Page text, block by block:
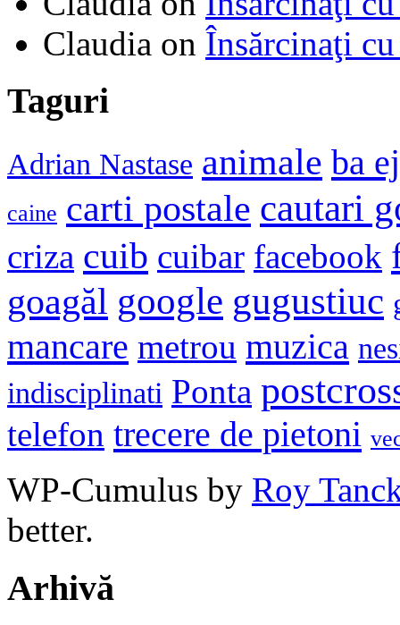
Claudia on Însărcinaţi
Taguri
Adrian Nastase animale ba
caine carti postale cautari
criza cuib cuibar facebook
goagăl google gugustiuc
mancare metrou muzica
indisciplinati Ponta
telefon trecere de pietoni
WP-Cumulus by Roy
better.
Arhivă